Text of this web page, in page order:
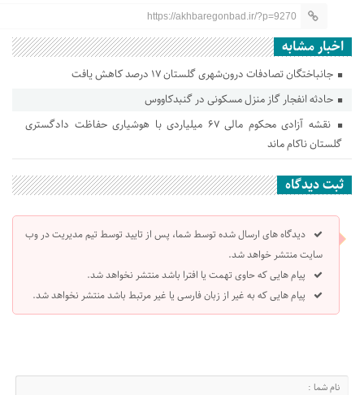
https://akhbaregonbad.ir/?p=9270
اخبار مشابه
جانباختگان تصادفات درون‌شهری گلستان ۱۷ درصد کاهش یافت
حادثه انفجار گاز منزل مسکونی در گنبدکاووس
نقشه آزادی محکوم مالی ۶۷ میلیاردی با هوشیاری حفاظت دادگستری
گلستان ناکام ماند
ثبت دیدگاه
دیدگاه های ارسال شده توسط شما، پس از تایید توسط تیم مدیریت در وب
سایت منتشر خواهد شد.
پیام هایی که حاوی تهمت یا افترا باشد منتشر نخواهد شد.
پیام هایی که به غیر از زبان فارسی یا غیر مرتبط باشد منتشر نخواهد شد.